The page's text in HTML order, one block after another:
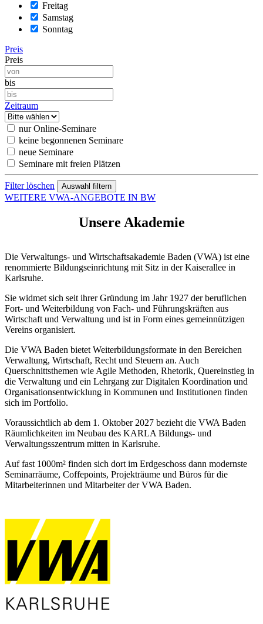
Freitag
Samstag
Sonntag
Preis
Preis
bis
Zeitraum
nur Online-Seminare
keine begonnenen Seminare
neue Seminare
Seminare mit freien Plätzen
Filter löschen
WEITERE VWA-ANGEBOTE IN BW
Unsere Akademie
Die Verwaltungs- und Wirtschaftsakademie Baden (VWA) ist eine
renommierte Bildungseinrichtung mit Sitz in der Kaiserallee in
Karlsruhe.
Sie widmet sich seit ihrer Gründung im Jahr 1927 der beruflichen
Fort- und Weiterbildung von Fach- und Führungskräften aus
Wirtschaft und Verwaltung und ist in Form eines gemeinnützigen
Vereins organisiert.
Die VWA Baden bietet Weiterbildungsformate in den Bereichen
Verwaltung, Wirtschaft, Recht und Steuern an. Auch
Querschnittsthemen wie Agile Methoden, Rhetorik, Quereinstieg in
die Verwaltung und ein Lehrgang zur Digitalen Koordination und
Organisationsentwicklung in Kommunen und Institutionen finden
sich im Portfolio.
Voraussichtlich ab dem 1. Oktober 2027 bezieht die VWA Baden
Räumlichkeiten im Neubau des KARLA Bildungs- und
Verwaltungsszentrum mitten in Karlsruhe.
Auf fast 1000m² finden sich dort im Erdgeschoss dann modernste
Seminarräume, Coffepoints, Projekträume und Büros für die
Mitarbeiterinnen und Mitarbeiter der VWA Baden.